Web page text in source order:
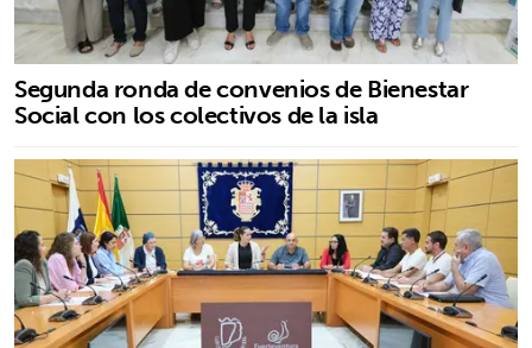
Segunda ronda de convenios de Bienestar
Social con los colectivos de la isla